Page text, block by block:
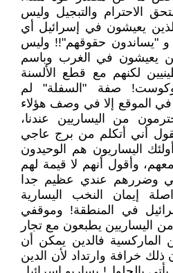
الاحترام والتبجيل وليس
يعيشون في إسرائيل أي
و "يساندون حقوقهم"!! وليس
يعيشون في الغرب وباسم
لكنهم مع قطع الألسنة
صفة "السفلة" لم
في الموقع إلا في وصف هؤلاء
من اليساريين عندنا،
أني أتكلم من برج عاجي
اليساريون هم الوحيدون
وأقول أنهم لا قيمة لهم
وضررهم عندي عظيم جدا
إيمان النخب اليسارية
في المنطقة! وموقفي
اليساريين يطبعون مع تجار
الماركسية فالدين يمكن أن
خرافة وارتداد لأن الدين